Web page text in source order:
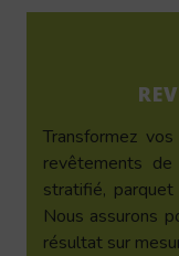
Transformez
revêtements
stratifié,
Nous assurons
résultat sur